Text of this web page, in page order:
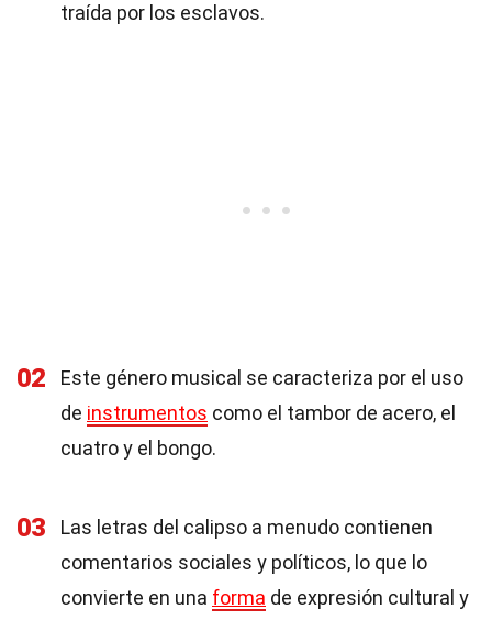
traída por los esclavos.
02
Este género musical se caracteriza por el uso
de instrumentos como el tambor de acero, el
cuatro y el bongo.
03
Las letras del calipso a menudo contienen
comentarios sociales y políticos, lo que lo
convierte en una forma de expresión cultural y